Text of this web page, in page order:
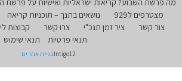
מצטרפים ל929
נושאים בתנך – תוכניות קריאה
צור קשר
ציר זמן תנכ"י צרו קשר קבוצות
תנאי פרטיות
תנאי שימוש
Intigo12בניית אתרים